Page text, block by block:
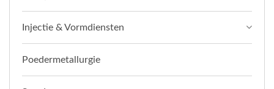
Injectie & Vormdiensten
Poedermetallurgie